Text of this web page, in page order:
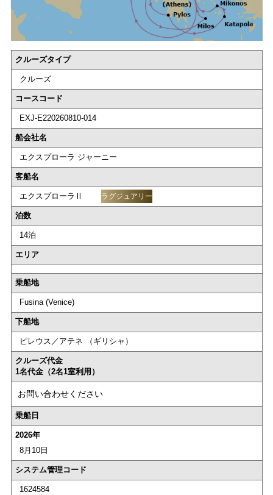
クルーズタイプ
クルーズ
コースコード
EXJ-E220260810-014
船会社名
エクスプローラ ジャーニー
客船名
エクスプローラⅡ ラグジュアリー
泊数
14泊
エリア
乗船地
Fusina (Venice)
下船地
ピレウス／アテネ （ギリシャ）
クルーズ代金
1名代金（2名1室利用）
お問い合わせください
乗船日
2026年
8月10日
システム管理コード
1624584